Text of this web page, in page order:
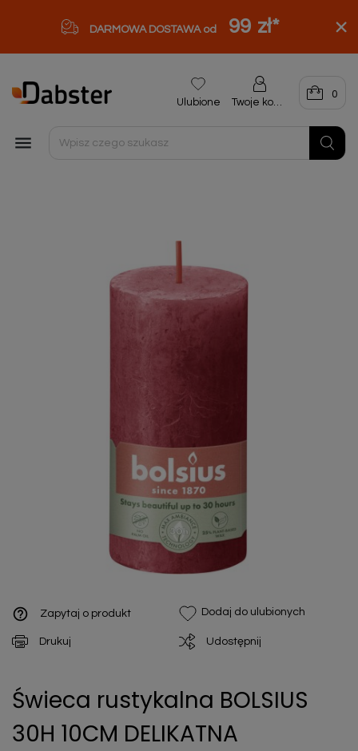
DARMOWA DOSTAWA od 99 zł*

Ulubione Twoje konto
0
help_outline Zapytaj o produkt Dodaj do ulubionych
Drukuj Udostępnij
Świeca rustykalna BOLSIUS
30H 10CM DELIKATNA